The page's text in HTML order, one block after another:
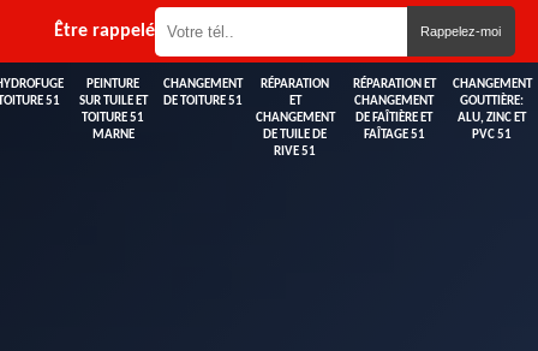
Être rappelé
51
PEINTURE
SUR TUILE ET
TOITURE 51
MARNE
CHANGEMENT
DE TOITURE 51
RÉPARATION
ET
CHANGEMENT
DE TUILE DE
RIVE 51
RÉPARATION ET
CHANGEMENT
DE FAÎTIÈRE ET
FAÎTAGE 51
CHANGEMENT
GOUTTIÈRE:
ALU, ZINC ET
PVC 51